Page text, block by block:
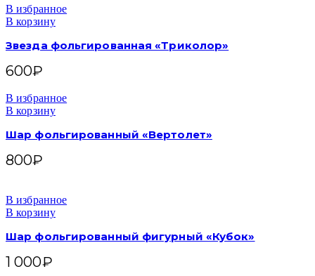
В избранное
В корзину
Звезда фольгированная «Триколор»
600₽
В избранное
В корзину
Шар фольгированный «Вертолет»
800₽
В избранное
В корзину
Шар фольгированный фигурный «Кубок»
1 000₽